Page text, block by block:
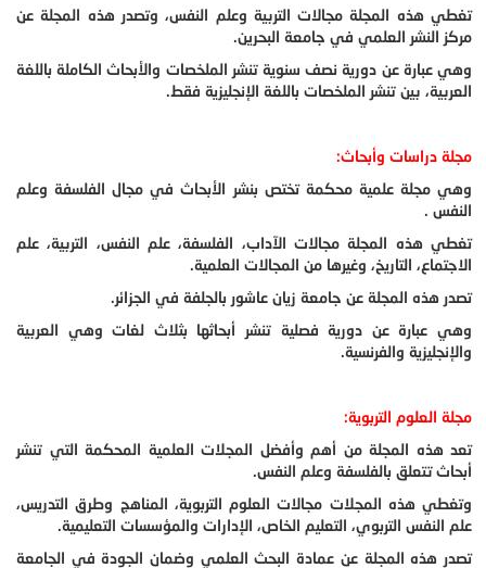
تغطي هذه المجلة مجالات التربية وعلم النفس، وتصدر هذه المجلة عن
مركز النشر العلمي في جامعة البحرين.
وهي عبارة عن دورية نصف سنوية تنشر الملخصات والأبحاث الكاملة باللغة
العربية، بين تنشر الملخصات باللغة الإنجليزية فقط.
مجلة دراسات وأبحاث:
وهي مجلة علمية محكمة تختص بنشر الأبحاث في مجال الفلسفة وعلم
النفس .
تغطي هذه المجلة مجالات الآداب، الفلسفة، علم النفس، التربية، علم
الاجتماع، التاريخ، وغيرها من المجالات العلمية.
تصدر هذه المجلة عن جامعة زيان عاشور بالجلفة في الجزائر.
وهي عبارة عن دورية فصلية تنشر أبحاثها بثلاث لغات وهي العربية
والإنجليزية والفرنسية.
مجلة العلوم التربوية:
تعد هذه المجلة من أهم وأفضل المجلات العلمية المحكمة التي تنشر
أبحاث تتعلق بالفلسفة وعلم النفس.
وتغطي هذه المجلات مجالات العلوم التربوية، المناهج وطرق التدريس،
علم النفس التربوي، التعليم الخاص، الإدارات والمؤسسات التعليمية.
تصدر هذه المجلة عن عمادة البحث العلمي وضمان الجودة في الجامعة